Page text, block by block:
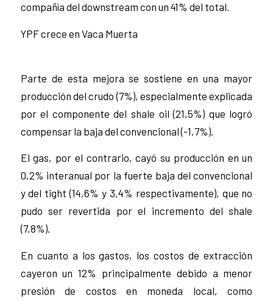
compañía del downstream con un 41% del total.
YPF crece en Vaca Muerta
Parte de esta mejora se sostiene en una mayor
producción del crudo (7%), especialmente explicada
por el componente del shale oil (21,5%) que logró
compensar la baja del convencional (-1,7%).
El gas, por el contrario, cayó su producción en un
0,2% interanual por la fuerte baja del convencional
y del tight (14,6% y 3,4% respectivamente), que no
pudo ser revertida por el incremento del shale
(7,8%).
En cuanto a los gastos, los costos de extracción
cayeron un 12% principalmente debido a menor
presión de costos en moneda local, como